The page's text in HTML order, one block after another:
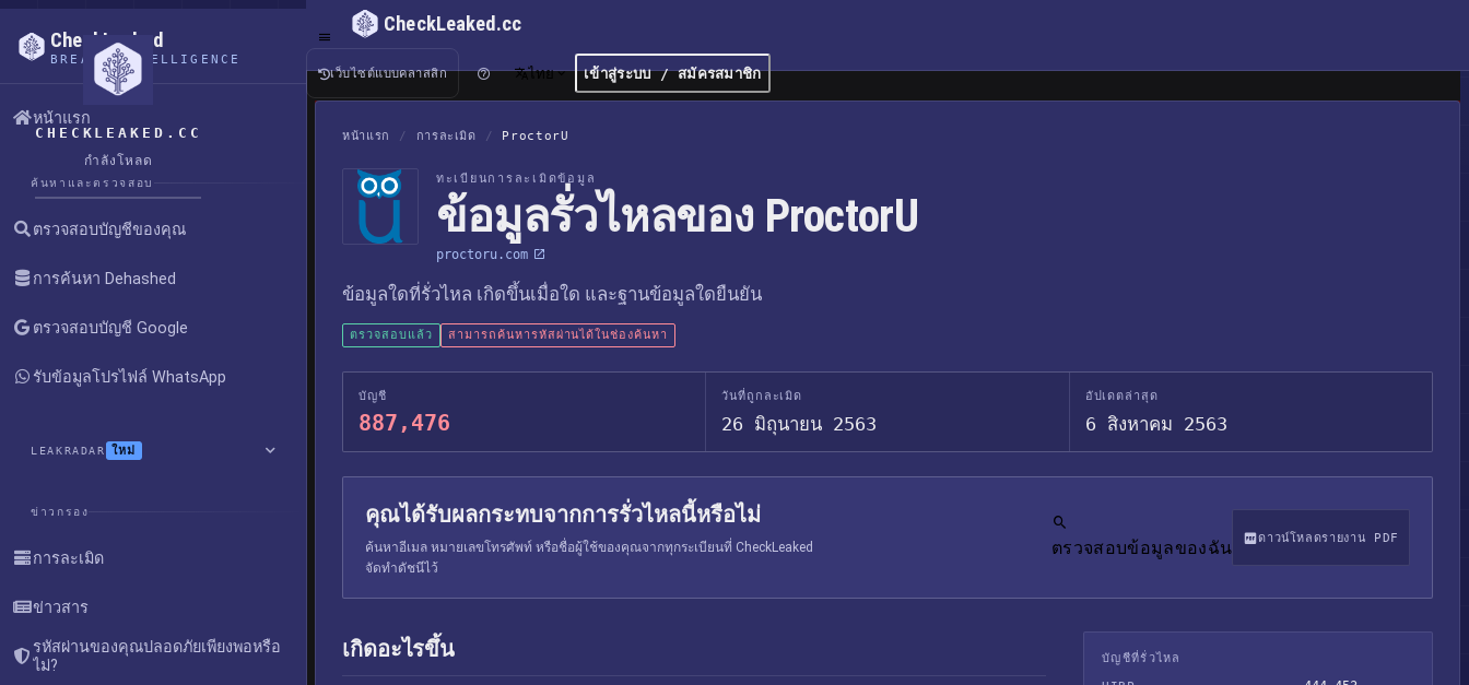
CHECKLEAKED.CC
กำลังโหลด
CheckLeaked
BREACH INTELLIGENCE
หน้าแรก
ค้นหาและตรวจสอบ
ตรวจสอบบัญชีของคุณ
การค้นหา Dehashed
ตรวจสอบบัญชี Google
รับข้อมูลโปรไฟล์ WhatsApp
LEAKRADAR ใหม่
ข่าวกรอง
การละเมิด
ข่าวสาร
รหัสผ่านของคุณปลอดภัยเพียงพอหรือ
ไม่?
CheckLeaked.cc
เว็บไซต์แบบคลาสสิก ไทย เข้าสู่ระบบ / สมัครสมาชิก
หน้าแรก / การละเมิด / ProctorU
ทะเบียนการละเมิดข้อมูล
ข้อมูลรั่วไหลของ ProctorU
proctoru.com
ข้อมูลใดที่รั่วไหล เกิดขึ้นเมื่อใด และฐานข้อมูลใดยืนยัน
ตรวจสอบแล้ว สามารถค้นหารหัสผ่านได้ในช่องค้นหา
บัญชี
887,476
วันที่ถูกละเมิด
26 มิถุนายน 2563
อัปเดตล่าสุด
6 สิงหาคม 2563
คุณได้รับผลกระทบจากการรั่วไหลนี้หรือไม่
ค้นหาอีเมล หมายเลขโทรศัพท์ หรือชื่อผู้ใช้ของคุณจากทุกระเบียนที่ CheckLeaked
จัดทำดัชนีไว้
ตรวจสอบข้อมูลของฉัน ดาวน์โหลดรายงาน PDF
เกิดอะไรขึ้น
บัญชีที่รั่วไหล